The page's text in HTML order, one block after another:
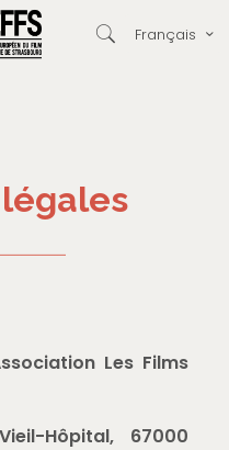
Français
Les Films
Hôpital, 67000